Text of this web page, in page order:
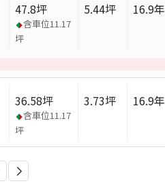
47.8坪
含車位11.17
坪
5.44坪 16.9年
36.58坪
含車位11.17
坪
3.73坪 16.9年